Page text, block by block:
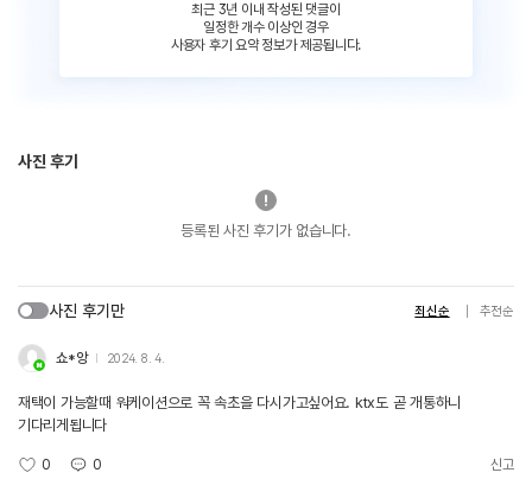
최근 3년 이내 작성된 댓글이
일정한 개수 이상인 경우
사용자 후기 요약 정보가 제공됩니다.
사진 후기
등록된 사진 후기가 없습니다.
사진 후기만 최신순 추천순
쇼*앙 2024. 8. 4.
재택이 가능할때 워케이션으로 꼭 속초을 다시가고싶어요. ktx도 곧 개통하니
기다리게됩니다
0 0 신고